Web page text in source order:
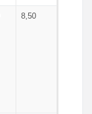
8,50